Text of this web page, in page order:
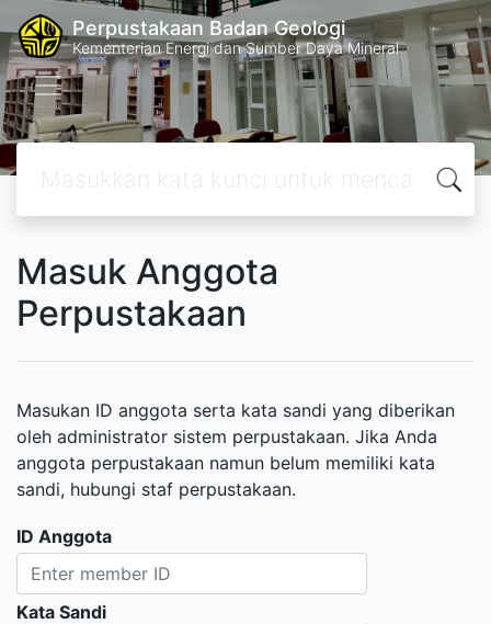
Perpustakaan Badan Geologi
Kementerian Energi dan Sumber Daya Mineral
Masuk Anggota
Perpustakaan
Masukan ID anggota serta kata sandi yang diberikan
oleh administrator sistem perpustakaan. Jika Anda
anggota perpustakaan namun belum memiliki kata
sandi, hubungi staf perpustakaan.
ID Anggota
Kata Sandi